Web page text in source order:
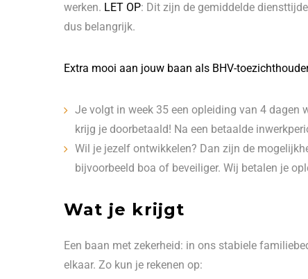
werken. LET OP: Dit zijn de gemiddelde
dus belangrijk.
Extra mooi aan jouw baan als BHV-
Je volgt in week 35 een opleiding van 4 dagen
krijg je doorbetaald! Na een betaalde
Wil je jezelf ontwikkelen? Dan zijn de
bijvoorbeeld boa of beveiliger. Wij betalen je
Wat je krijgt
Een baan met zekerheid: in ons stabiele
elkaar. Zo kun je rekenen op: